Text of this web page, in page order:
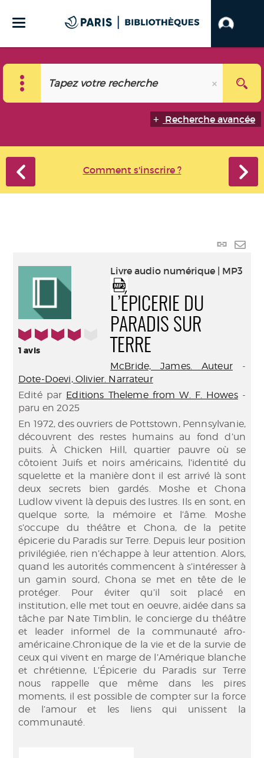
Recherche avancée
Comment s'inscrire ?
Lien
par
4/5
1avis
Livre audio numérique | MP3
L’ÉPICERIE DU
PARADIS SUR
TERRE
McBride, James. Auteur-
Dote-Doevi, Olivier. Narrateur
Edité par Editions Theleme from W. F. Howes-
paru en 2025
En 1972, des ouvriers de Pottstown, Pennsylvanie,
découvrent des restes humains au fond d’un
puits. À Chicken Hill, quartier pauvre où se
côtoient Juifs et noirs américains, l’identité du
squelette et la manière dont il est arrivé là sont
deux secrets bien gardés. Moshe et Chona
Ludlow vivent là depuis des lustres. Ils en sont, en
quelque sorte, la mémoire et l’âme. Moshe
s’occupe du théâtre et Chona, de la petite
épicerie du Paradis sur Terre. Depuis leur position
privilégiée, rien n’échappe à leur attention. Alors,
quand les autorités commencent à s’intéresser à
un gamin sourd, Chona se met en tête de le
protéger. Pour éviter qu’il soit placé en
institution, elle met tout en oeuvre, aidée dans sa
tâche par Nate Timblin, le concierge du théâtre
et leader informel de la communauté afro-
américaine.Chronique de la vie et de la survie de
ceux qui vivent en marge de l’Amérique blanche
et chrétienne, L’Épicerie du Paradis sur Terre
nous rappelle que même dans les pires
moments, il est possible de compter sur la force
de l’amour et les liens qui unissent la
communauté.